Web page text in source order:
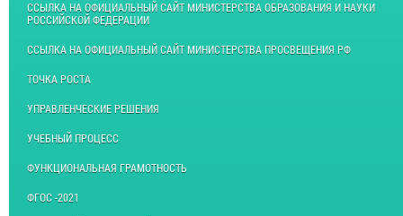
ССЫЛКА НА ОФИЦИАЛЬНЫЙ САЙТ МИНИСТЕРСТВА ОБРАЗОВАНИЯ И НАУКИ
РОССИЙСКОЙ ФЕДЕРАЦИИ
ССЫЛКА НА ОФИЦИАЛЬНЫЙ САЙТ МИНИСТЕРСТВА ПРОСВЕЩЕНИЯ РФ
ТОЧКА РОСТА
УПРАВЛЕНЧЕСКИЕ РЕШЕНИЯ
УЧЕБНЫЙ ПРОЦЕСС
ФУНКЦИОНАЛЬНАЯ ГРАМОТНОСТЬ
ФГОС -2021